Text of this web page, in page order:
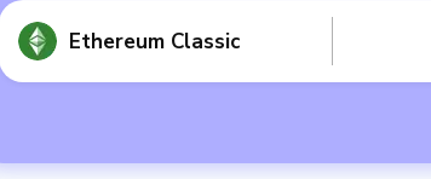
Ethereum Classic